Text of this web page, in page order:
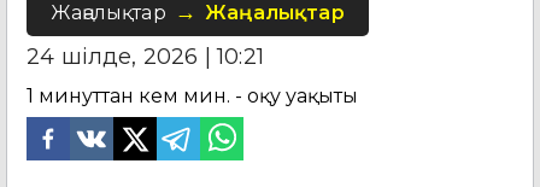
Жаңалықтар Жаңалықтар
24 шілде, 2026 | 10:21
1 минуттан кем мин. - оқу уақыты